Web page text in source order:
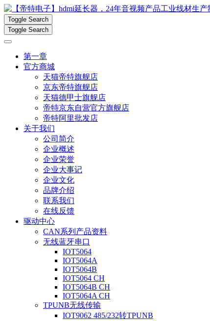
Toggle Search
Toggle Search
第一章
官方商城
天猫帝特旗舰店
京东帝特旗舰店
天猫德甲士旗舰店
帝特京东自营官方旗舰店
帝特阿里批发店
关于我们
公司简介
企业概述
企业荣誉
企业大事记
企业文化
品牌介绍
联系我们
在线反馈
驱动中心
CAN系列产品资料
无线蓝牙串口
IOT5064
IOT5064A
IOT5064B
IOT5064 CH
IOT5064B CH
IOT5064A CH
TPUNB无线传输
IOT9062 485/232转TPUNB